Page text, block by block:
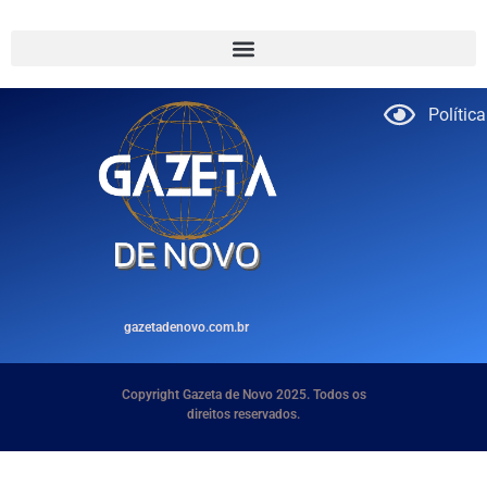
gazetadenovo.com.br
Copyright Gazeta de Novo 2025. Todos os
direitos reservados.